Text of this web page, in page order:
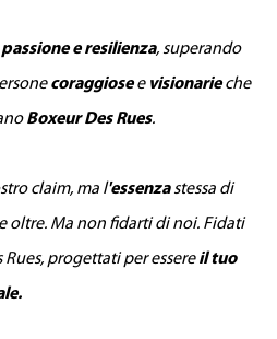
passione e resilienza, superando
coraggiosee visionarieche
Boxeur Des Rues.
claim, ma l'essenzastessa di
oltre. Ma non fidarti di noi. Fidati
progettati per essereil tuo